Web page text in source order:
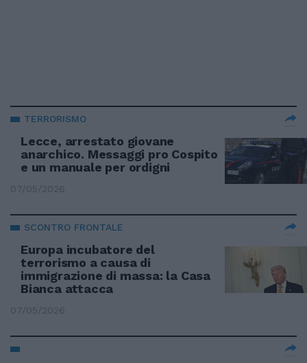
TERRORISMO
Lecce, arrestato giovane
anarchico. Messaggi pro Cospito
e un manuale per ordigni
07/05/2026
SCONTRO FRONTALE
Europa incubatore del
terrorismo a causa di
immigrazione di massa: la Casa
Bianca attacca
07/05/2026